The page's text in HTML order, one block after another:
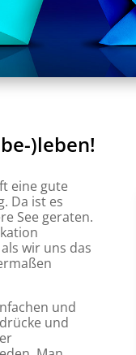
)leben!
eine gute
Da ist es
See geraten.
wir uns das
und
und